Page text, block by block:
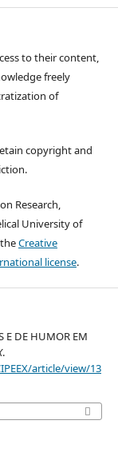
to their content,
freely
of
copyright and
Research,
University of
Creative
license.
E DE HUMOR EM
.
article/view/13